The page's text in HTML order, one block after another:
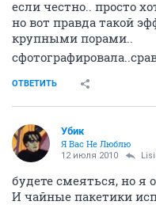
если честно.. просто
но вот правда такой
крупными порами..
ОТВЕТИТЬ
Убик
Я Вас Не Люблю
12 июля 2010
будете смеяться, но я
И чайные пакетики